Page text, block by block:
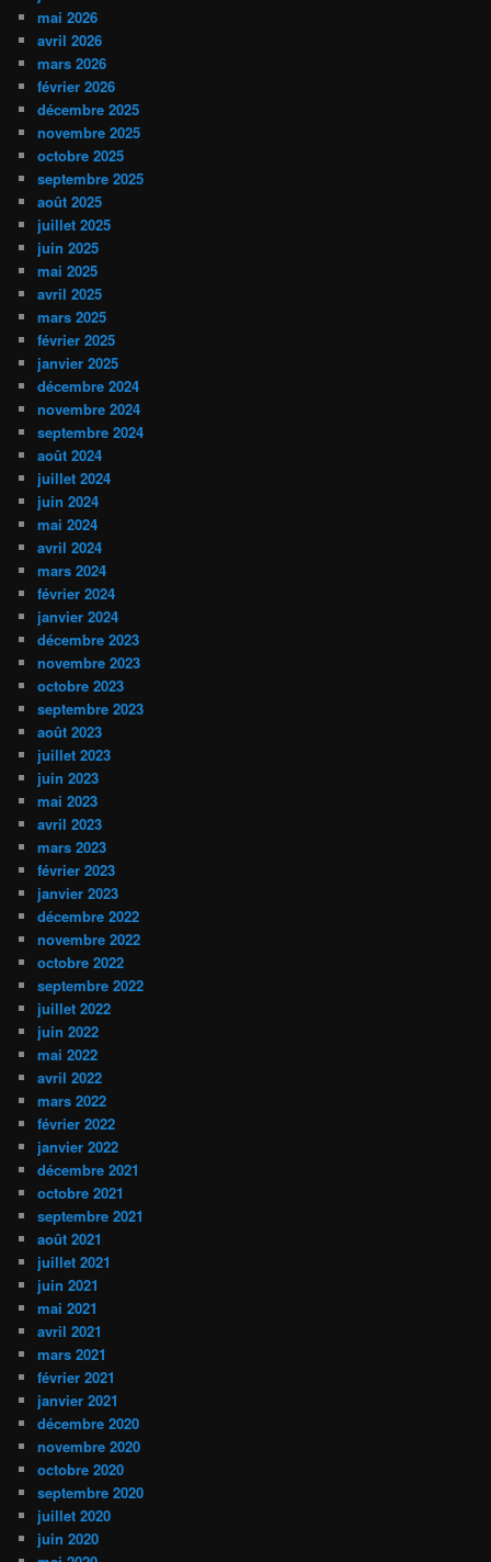
mai 2026
avril 2026
mars 2026
février 2026
décembre 2025
novembre 2025
octobre 2025
septembre 2025
août 2025
juillet 2025
juin 2025
mai 2025
avril 2025
mars 2025
février 2025
janvier 2025
décembre 2024
novembre 2024
septembre 2024
août 2024
juillet 2024
juin 2024
mai 2024
avril 2024
mars 2024
février 2024
janvier 2024
décembre 2023
novembre 2023
octobre 2023
septembre 2023
août 2023
juillet 2023
juin 2023
mai 2023
avril 2023
mars 2023
février 2023
janvier 2023
décembre 2022
novembre 2022
octobre 2022
septembre 2022
juillet 2022
juin 2022
mai 2022
avril 2022
mars 2022
février 2022
janvier 2022
décembre 2021
octobre 2021
septembre 2021
août 2021
juillet 2021
juin 2021
mai 2021
avril 2021
mars 2021
février 2021
janvier 2021
décembre 2020
novembre 2020
octobre 2020
septembre 2020
juillet 2020
juin 2020